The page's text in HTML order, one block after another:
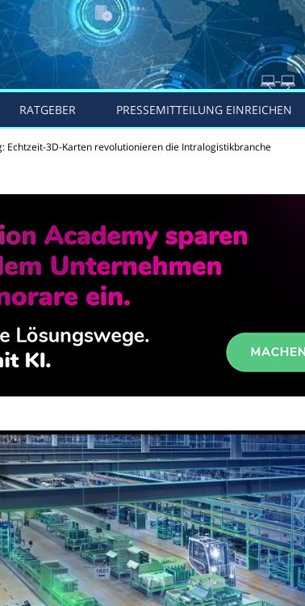
RATGEBER PRESSEMITTEILUNG EINREICHEN
Echtzeit-3D-Karten revolutionieren die Intralogistikbranche